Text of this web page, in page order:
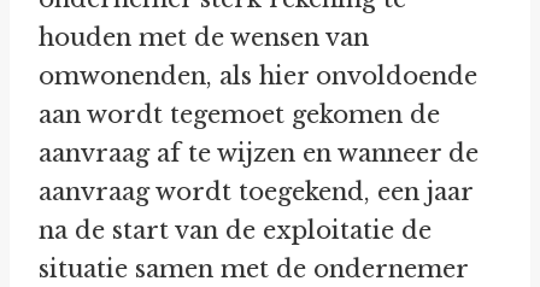
houden met de wensen van
omwonenden, als hier onvoldoende
aan wordt tegemoet gekomen de
aanvraag af te wijzen en wanneer de
aanvraag wordt toegekend, een jaar
na de start van de exploitatie de
situatie samen met de ondernemer